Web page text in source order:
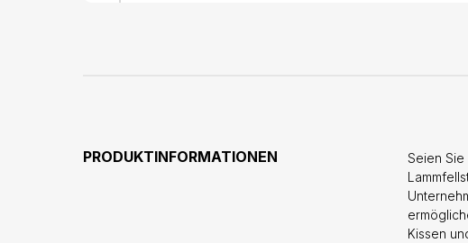
PRODUKTINFORMATIONEN
Seien Sie
Kissen